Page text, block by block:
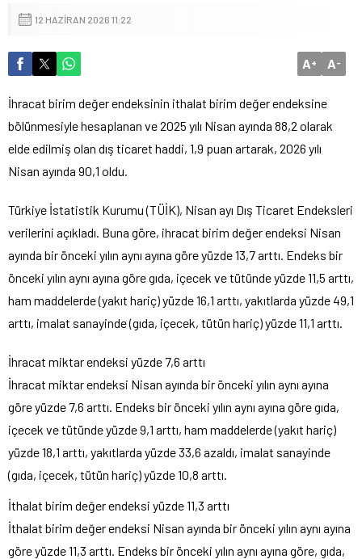
12 HAZIRAN 2026 11:22
A+ A-
İhracat birim değer endeksinin ithalat birim değer endeksine
bölünmesiyle hesaplanan ve 2025 yılı Nisan ayında 88,2 olarak
elde edilmiş olan dış ticaret haddi, 1,9 puan artarak, 2026 yılı
Nisan ayında 90,1 oldu.
Türkiye İstatistik Kurumu (TÜİK), Nisan ayı Dış Ticaret Endeksleri
verilerini açıkladı. Buna göre, ihracat birim değer endeksi Nisan
ayında bir önceki yılın aynı ayına göre yüzde 13,7 arttı. Endeks bir
önceki yılın aynı ayına göre gıda, içecek ve tütünde yüzde 11,5 arttı,
ham maddelerde (yakıt hariç) yüzde 16,1 arttı, yakıtlarda yüzde 49,1
arttı, imalat sanayinde (gıda, içecek, tütün hariç) yüzde 11,1 arttı.
İhracat miktar endeksi yüzde 7,6 arttı
İhracat miktar endeksi Nisan ayında bir önceki yılın aynı ayına
göre yüzde 7,6 arttı. Endeks bir önceki yılın aynı ayına göre gıda,
içecek ve tütünde yüzde 9,1 arttı, ham maddelerde (yakıt hariç)
yüzde 18,1 arttı, yakıtlarda yüzde 33,6 azaldı, imalat sanayinde
(gıda, içecek, tütün hariç) yüzde 10,8 arttı.
İthalat birim değer endeksi yüzde 11,3 arttı
İthalat birim değer endeksi Nisan ayında bir önceki yılın aynı ayına
göre yüzde 11,3 arttı. Endeks bir önceki yılın aynı ayına göre, gıda,